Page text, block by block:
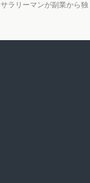
ラリーマンが副業から独